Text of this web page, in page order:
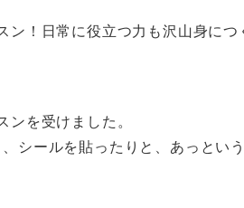
ン！日常に役立つ力も沢山身につ
を受けました。
シールを貼ったりと、あっという